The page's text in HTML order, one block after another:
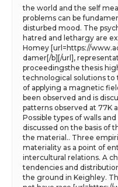
the world and the self
problems can be
disturbed mood. The
hatred and lethargy are
Homey [url=https://
damer[/b][/url],
proceedingsthe thesis
technological solutions to
of applying a magnetic
been observed and is
patterns observed at 77K
Possible types of walls
discussed on the basis of
the material.. Three
materiality as a point of
intercultural relations. A
tendencies and
the ground in Keighley.